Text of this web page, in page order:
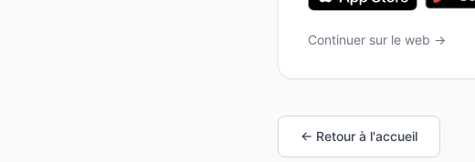
Continuer sur le web →
← Retour à l'accueil